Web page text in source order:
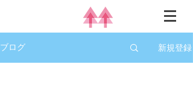
ブログ 新規登録